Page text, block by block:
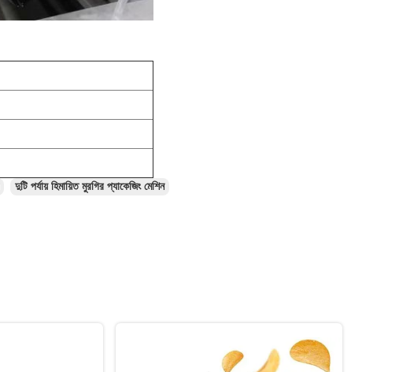
দুটি পর্যায় হিমায়িত মুরগির প্যাকেজিং মেশিন